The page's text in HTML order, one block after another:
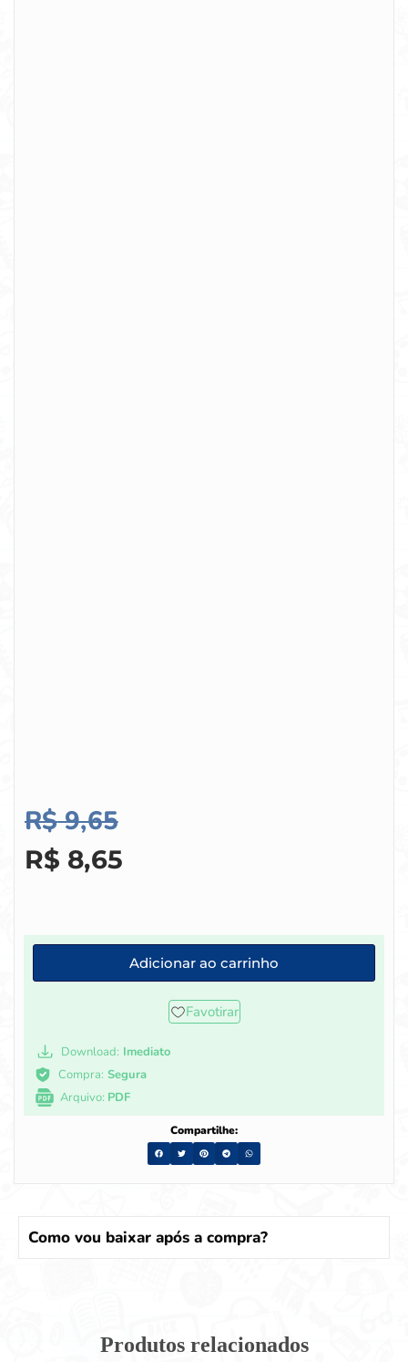
R$9,65
R$ 8,65
Adicionar ao carrinho
Favotirar
Download: Imediato
Compra: Segura
Arquivo: PDF
Compartilhe:
Como vou baixar após a compra?
Produtos relacionados